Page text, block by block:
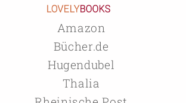
Amazon
Bücher.de
Hugendubel
Thalia